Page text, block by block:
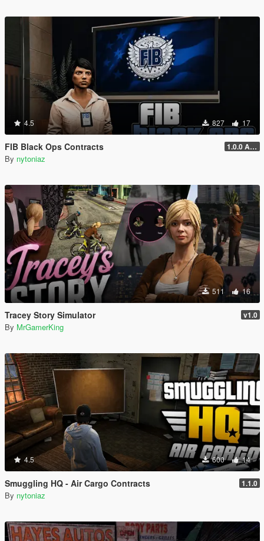
4.5 827 17
FIB Black Ops Contracts 1.0.0 Alpha
By nytoniaz
511 16
Tracey Story Simulator v1.0
By MrGamerKing
4.5 600 14
Smuggling HQ - Air Cargo Contracts 1.1.0
By nytoniaz